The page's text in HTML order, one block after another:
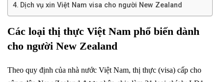
Dịch vụ xin Việt Nam visa cho người New Zealand
Các loại thị thực Việt Nam phổ biến dành
cho người New Zealand
Theo quy định của nhà nước Việt Nam, thị thực (visa) cấp cho